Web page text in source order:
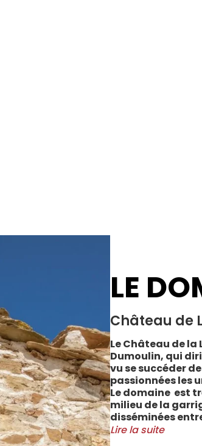
LE
Château de
Le Château de
Dumoulin, qui
vu se succéder
passionnées les
Le domaine est
milieu de la
disséminées
Cabrerolles et
Lire la suite